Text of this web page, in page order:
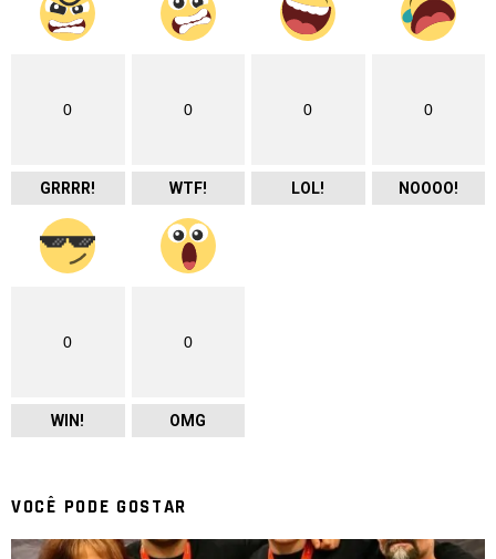
0
GRRRR!
0
WTF!
0
LOL!
0
NOOOO!
0
WIN!
0
OMG
VOCÊ PODE GOSTAR